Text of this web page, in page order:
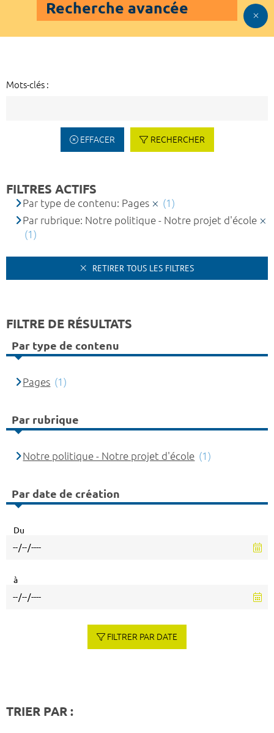
Recherche avancée
Mots-clés :
EFFACER RECHERCHER
FILTRES ACTIFS
Par type de contenu: Pages
(1)
Par rubrique: Notre politique - Notre projet d'école
(1)
RETIRER TOUS LES FILTRES
FILTRE DE RÉSULTATS
Par type de contenu
Pages (1)
Par rubrique
Notre politique - Notre projet d'école (1)
Par date de création
Du
à
FILTRER PAR DATE
TRIER PAR :